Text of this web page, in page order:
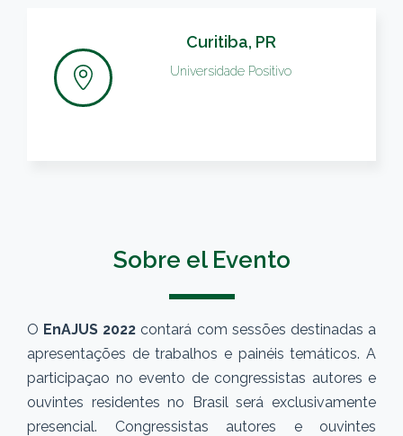
Curitiba, PR
Universidade Positivo
Sobre el Evento
O EnAJUS 2022 contará com sessões destinadas a
apresentações de trabalhos e painéis temáticos. A
participaçao no evento de congressistas autores e
ouvintes residentes no Brasil será exclusivamente
presencial. Congressistas autores e ouvintes